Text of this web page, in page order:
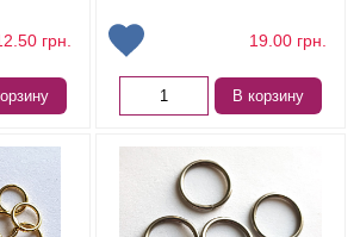
грн. 19.00 грн.
В корзину